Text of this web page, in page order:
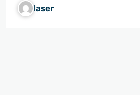
laser